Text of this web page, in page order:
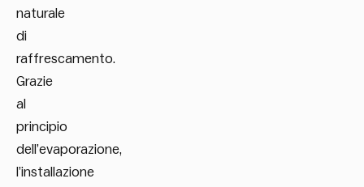
naturale
di
raffrescamento.
Grazie
al
principio
dell’evaporazione,
l’installazione